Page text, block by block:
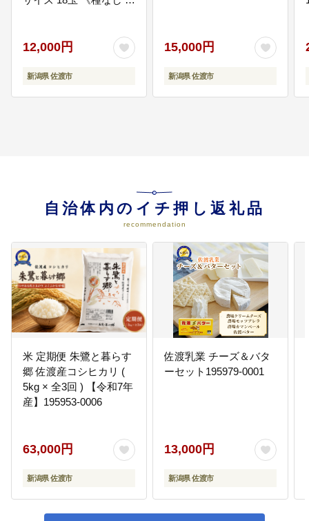
06
⑥子どもが元気な佐渡が島（たか
⑦島の未来を拓く人づくり応援コ
佐渡の未来を担う子どもたちの教
育環境の整備事業に活用するほ
か、奨学金などの教育環境の充実
や芸術、文化及びスポーツ活動の
振興に活用するための教育文化振
興基金へ積みながら、持続的に活
用させていただきます。
08
⑧トキと暮らす環境の島づくり応
護増殖及びトキの環境整備に活用
するためのトキ環境整備基金へ積
みながら、持続的に活用させてい
ただきます。
0006
12,000円
新潟県 佐渡市
15,000円
新潟県 佐渡市
自治体内のイチ押し返礼品
recommendation
米 定期便 朱鷺と暮らす
郷 佐渡産コシヒカリ (
5kg × 全3回 ) 【令和7年
産】195953-0006
63,000円
新潟県 佐渡市
佐渡乳業 チーズ＆バタ
ーセット195979-0001
13,000円
新潟県 佐渡市